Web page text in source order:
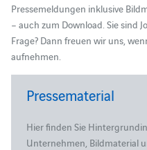
Pressemeldungen inklusive
– auch zum Download. Sie sind
Frage? Dann freuen wir uns,
aufnehmen.
Pressematerial
Hier finden Sie
Unternehmen, Bildmaterial